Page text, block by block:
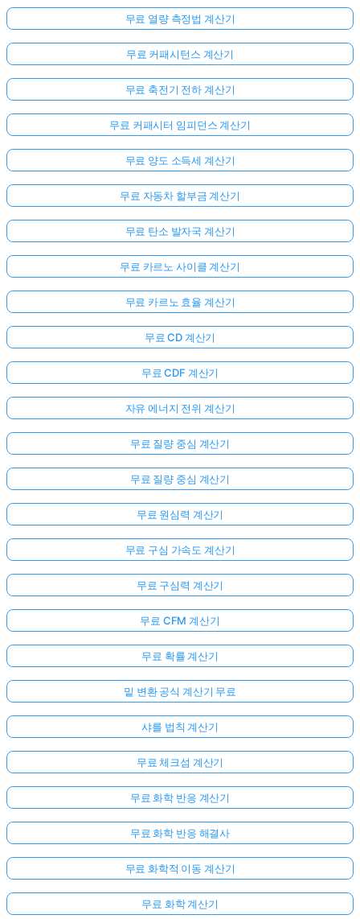
무료 열량 측정법 계산기
무료 커패시턴스 계산기
무료 축전기 전하 계산기
무료 커패시터 임피던스 계산기
무료 양도 소득세 계산기
무료 자동차 할부금 계산기
무료 탄소 발자국 계산기
무료 카르노 사이클 계산기
무료 카르노 효율 계산기
무료 CD 계산기
무료 CDF 계산기
자유 에너지 전위 계산기
무료 질량 중심 계산기
무료 질량 중심 계산기
무료 원심력 계산기
무료 구심 가속도 계산기
무료 구심력 계산기
무료 CFM 계산기
무료 확률 계산기
밑 변환 공식 계산기 무료
샤를 법칙 계산기
무료 체크섬 계산기
무료 화학 반응 계산기
무료 화학 반응 해결사
무료 화학적 이동 계산기
무료 화학 계산기